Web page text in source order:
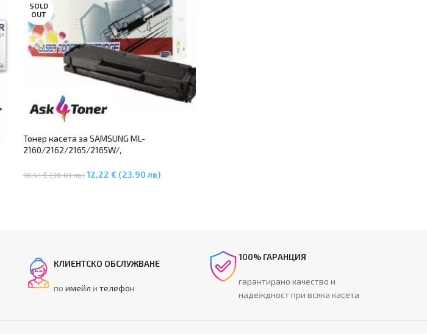
SOLD
OUT
Тонер касета за SAMSUNG ML-
2160/2162/2165/2165W/,
5W/SF760P – MLT-D101S
18,41 € (36.01 лв)12,22 € (23.90 лв)
КЛИЕНТСКО ОБСЛУЖВАНЕ
по имейл и телефон
100% ГАРАНЦИЯ
гарантирано качество и
надеждност при всяка касета